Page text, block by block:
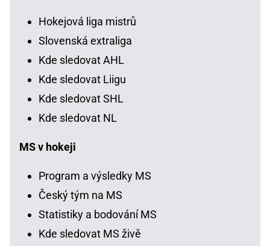
Hokejová liga mistrů
Slovenská extraliga
Kde sledovat AHL
Kde sledovat Liigu
Kde sledovat SHL
Kde sledovat NL
MS v hokeji
Program a výsledky MS
Český tým na MS
Statistiky a bodování MS
Kde sledovat MS živě